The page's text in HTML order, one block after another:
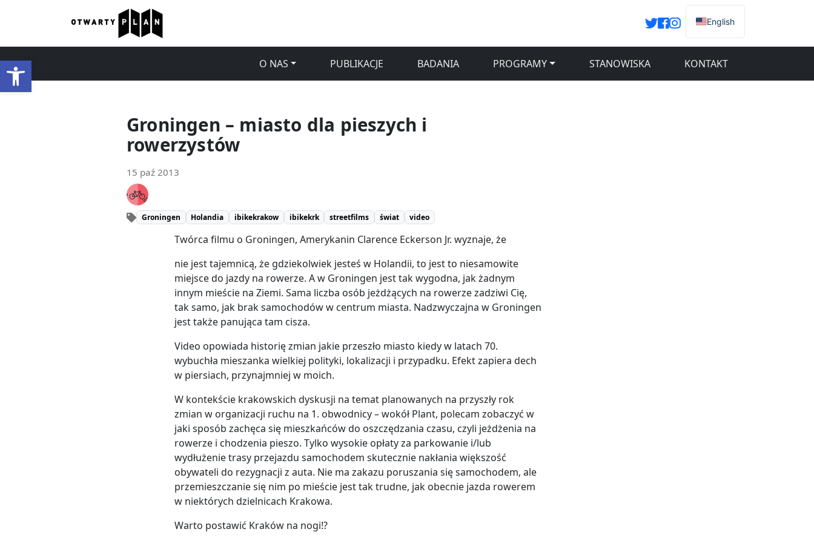
Otwórz pasek narzędzi
English
O NAS PUBLIKACJE BADANIA PROGRAMY STANOWISKA KONTAKT
Groningen – miasto dla pieszych i
rowerzystów
15 paź 2013
Groningen Holandia ibikekrakow ibikekrk streetfilms świat video
Twórca filmu o Groningen, Amerykanin Clarence Eckerson Jr. wyznaje, że
nie jest tajemnicą, że gdziekolwiek jesteś w Holandii, to jest to niesamowite
miejsce do jazdy na rowerze. A w Groningen jest tak wygodna, jak żadnym
innym mieście na Ziemi. Sama liczba osób jeżdżących na rowerze zadziwi Cię,
tak samo, jak brak samochodów w centrum miasta. Nadzwyczajna w Groningen
jest także panująca tam cisza.
Video opowiada historię zmian jakie przeszło miasto kiedy w latach 70.
wybuchła mieszanka wielkiej polityki, lokalizacji i przypadku. Efekt zapiera dech
w piersiach, przynajmniej w moich.
W kontekście krakowskich dyskusji na temat planowanych na przyszły rok
zmian w organizacji ruchu na 1. obwodnicy – wokół Plant, polecam zobaczyć w
jaki sposób zachęca się mieszkańców do oszczędzania czasu, czyli jeżdżenia na
rowerze i chodzenia pieszo. Tylko wysokie opłaty za parkowanie i/lub
wydłużenie trasy przejazdu samochodem skutecznie nakłania większość
obywateli do rezygnacji z auta. Nie ma zakazu poruszania się samochodem, ale
przemieszczanie się nim po mieście jest tak trudne, jak obecnie jazda rowerem
w niektórych dzielnicach Krakowa.
Warto postawić Kraków na nogi!?